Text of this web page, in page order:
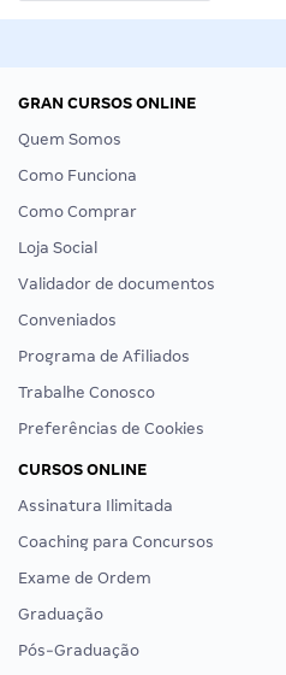
GRAN CURSOS ONLINE
Quem Somos
Como Funciona
Como Comprar
Loja Social
Validador de documentos
Conveniados
Programa de Afiliados
Trabalhe Conosco
Preferências de Cookies
CURSOS ONLINE
Assinatura Ilimitada
Coaching para Concursos
Exame de Ordem
Graduação
Pós-Graduação